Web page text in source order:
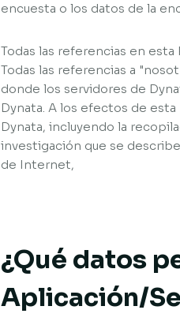
encuesta o los datos de la
Todas las referencias en
Todas las referencias a
donde los servidores de
Dynata. A los efectos de
Dynata, incluyendo la
investigación que se
de Internet,
¿Qué datos
Aplicación/